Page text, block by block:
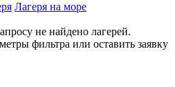
Лагеря на море
не найдено лагерей.
фильтра или оставить заявку